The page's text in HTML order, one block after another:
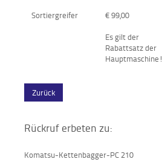
Es gilt der
Rabattsatz der
Hauptmaschine!
Sortiergreifer
€ 99,00
Zurück
Rückruf erbeten zu:
Komatsu-Kettenbagger-PC 210